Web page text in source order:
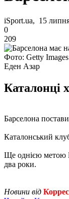
iSport.ua, 15
0
209
Фото: Getty Images
Еден Азар
Каталонці
Барселона
Каталонський
Ще однією метою
два роки.
Новини від